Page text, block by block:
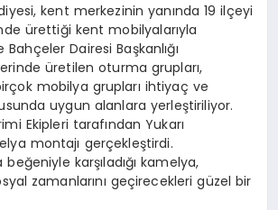
kent merkezinin yanında 19 ilçeyi
ürettiği kent mobilyalarıyla
Dairesi Başkanlığı
üretilen oturma grupları,
mobilya grupları ihtiyaç ve
uygun alanlara yerleştiriliyor.
Ekipleri tarafından Yukarı
montajı gerçekleştirdi.
karşıladığı kamelya,
zamanlarını geçirecekleri güzel bir